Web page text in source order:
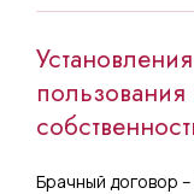
Брачный договор